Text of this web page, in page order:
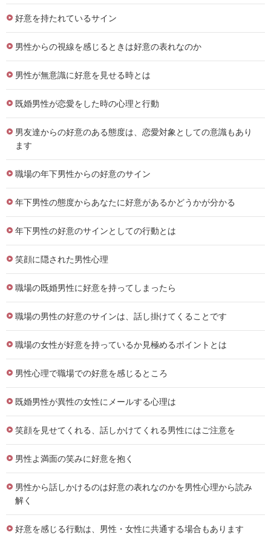
好意を持たれているサイン
男性からの視線を感じるときは好意の表れなのか
男性が無意識に好意を見せる時とは
既婚男性が恋愛をした時の心理と行動
男友達からの好意のある態度は、恋愛対象としての意識もあり
ます
職場の年下男性からの好意のサイン
年下男性の態度からあなたに好意があるかどうかが分かる
年下男性の好意のサインとしての行動とは
笑顔に隠された男性心理
職場の既婚男性に好意を持ってしまったら
職場の男性の好意のサインは、話し掛けてくることです
職場の女性が好意を持っているか見極めるポイントとは
男性心理で職場での好意を感じるところ
既婚男性が異性の女性にメールする心理は
笑顔を見せてくれる、話しかけてくれる男性にはご注意を
男性よ満面の笑みに好意を抱く
男性から話しかけるのは好意の表れなのかを男性心理から読み
解く
好意を感じる行動は、男性・女性に共通する場合もあります